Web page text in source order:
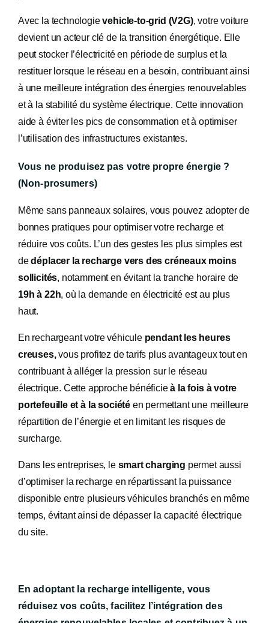
Avec la technologievehicle-to-grid (V2G), votre voiture
devient un acteur clé de la transition énergétique. Elle
peut stocker l’électricité en période de surplus et la
restituer lorsque le réseau en a besoin, contribuant ainsi
à une meilleure intégration des énergies renouvelables
et à la stabilité du système électrique. Cette innovation
aide à éviter les pics de consommation et à optimiser
l’utilisation des infrastructures existantes.
Vous ne produisez pas votre propre énergie ?
(Non-prosumers)
Même sans panneaux solaires, vous pouvez adopter de
bonnes pratiques pour optimiser votre recharge et
réduire vos coûts. L’un des gestes les plus simples est
dedéplacer la recharge vers des créneaux moins
sollicités, notamment en évitant la tranche horaire de
19h à 22h, où la demande en électricité est au plus
haut.
En rechargeant votre véhicule pendant les heures
creuses,vous profitez de tarifs plus avantageux tout en
contribuant à alléger la pression sur le réseau
électrique. Cette approche bénéficieà la fois à votre
portefeuille et à la sociétéen permettant une meilleure
répartition de l’énergie et en limitant les risques de
surcharge.
Dans les entreprises, le smart charging permet aussi
d’optimiser la recharge en répartissant la puissance
disponible entre plusieurs véhicules branchés en même
temps, évitant ainsi de dépasser la capacité électrique
du site.
En adoptant la recharge intelligente, vous
réduisez vos coûts, facilitez l’intégration des